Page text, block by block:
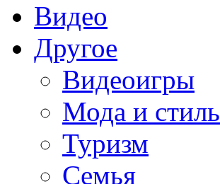
Видео
Другое
Видеоигры
Мода и стиль
Туризм
Семья